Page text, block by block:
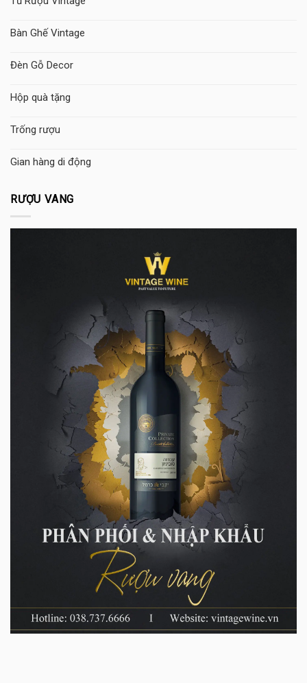
Bàn Ghế Vintage
Đèn Gỗ Decor
Hộp quà tặng
Trống rượu
Gian hàng di động
RƯỢU VANG